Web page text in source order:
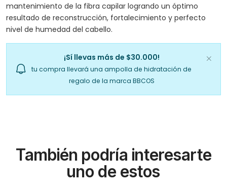
mantenimiento de la fibra capilar logrando un óptimo
resultado de reconstrucción, fortalecimiento y perfecto
nivel de humedad del cabello.
¡Sí llevas más de $30.000!
tu compra llevará una ampolla de hidratación de
regalo de la marca BBCOS
También podría interesarte
uno de estos